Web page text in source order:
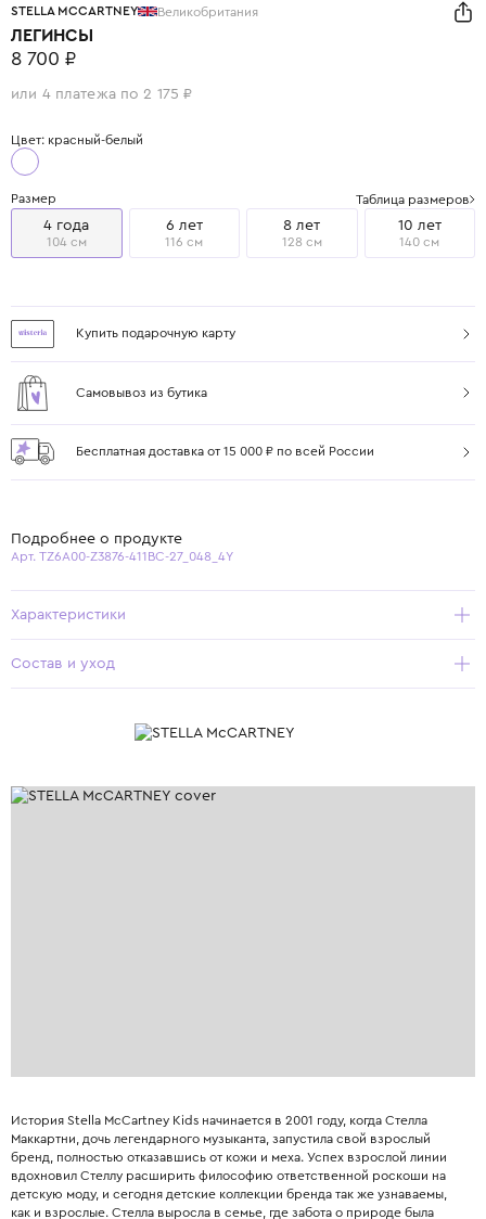
STELLA MCCARTNEY Великобритания
ЛЕГИНСЫ
8 700 ₽
или 4 платежа по 2 175 ₽
Цвет: красный-белый
Размер Таблица размеров
4 года
104 см
6 лет
116 см
8 лет
128 см
10 лет
140 см
Купить подарочную карту
Самовывоз из бутика
Бесплатная доставка от 15 000 ₽ по всей России
Подробнее о продукте
Арт. TZ6A00-Z3876-411BC-27_048_4Y
Характеристики
Состав и уход
История Stella McCartney Kids начинается в 2001 году, когда Стелла
Маккартни, дочь легендарного музыканта, запустила свой взрослый
бренд, полностью отказавшись от кожи и меха. Успех взрослой линии
вдохновил Стеллу расширить философию ответственной роскоши на
детскую моду, и сегодня детские коллекции бренда так же узнаваемы,
как и взрослые. Стелла выросла в семье, где забота о природе была